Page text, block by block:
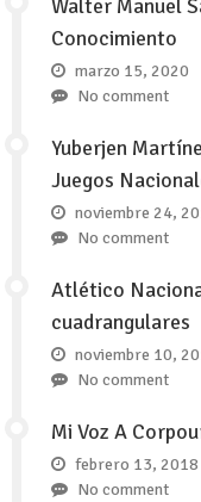
Walter Manuel
Conocimiento
marzo 15, 2020
No comment
Yuberjen
Juegos
noviembre 24,
No comment
Atlético
cuadrangulares
noviembre 10,
No comment
Mi Voz A
febrero 13, 2018
No comment